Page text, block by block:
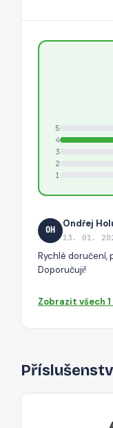
5
4
3
2
1
OH
Ondřej
13. 01.
Rychlé doručení,
Doporučuji!
Zobrazit všech